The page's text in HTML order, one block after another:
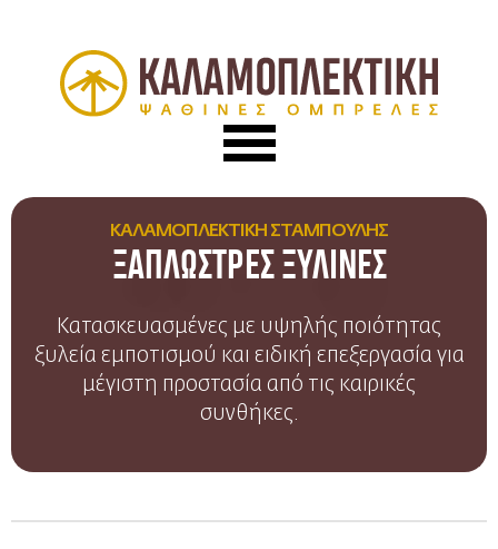
ΚΑΛΑΜΟΠΛΕΚΤΙΚΗ ΣΤΑΜΠΟΥΛΗΣ
ΞΑΠΛΩΣΤΡΕΣ ΞΥΛΙΝΕΣ
Κατασκευασμένες με υψηλής ποιότητας
ξυλεία εμποτισμού και ειδική επεξεργασία για
μέγιστη προστασία από τις καιρικές
συνθήκες.